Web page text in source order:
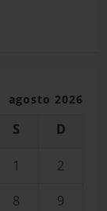
agosto 2026
S D
1
2
8
9